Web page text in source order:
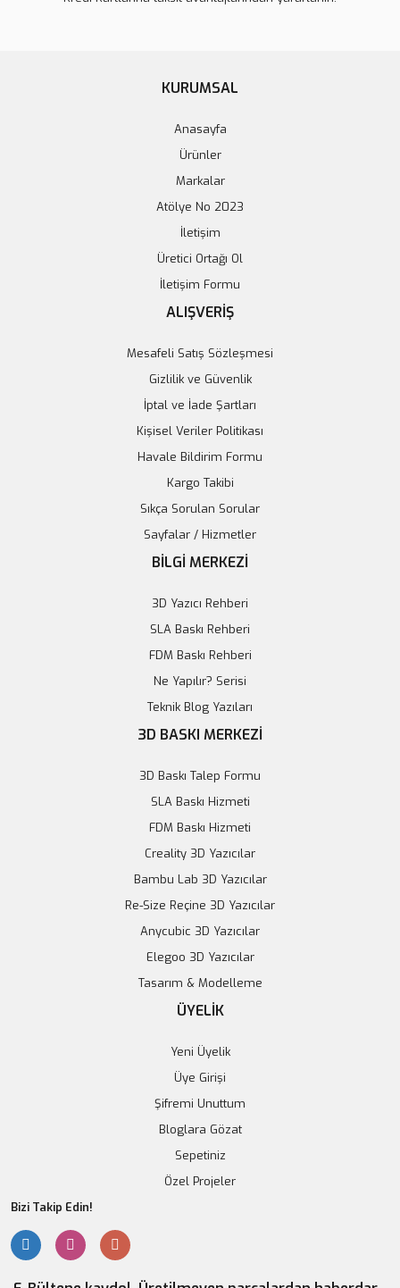
Sepete Ekle
145,57 TL
148,54 TL
KURUMSAL
Anasayfa
Ürünler
Markalar
Atölye No 2023
İletişim
Üretici Ortağı Ol
İletişim Formu
ALIŞVERİŞ
Mesafeli Satış Sözleşmesi
Gizlilik ve Güvenlik
İptal ve İade Şartları
Kişisel Veriler Politikası
Havale Bildirim Formu
Kargo Takibi
Sıkça Sorulan Sorular
Sayfalar / Hizmetler
BİLGİ MERKEZİ
3D Yazıcı Rehberi
SLA Baskı Rehberi
FDM Baskı Rehberi
Ne Yapılır? Serisi
Teknik Blog Yazıları
3D BASKI MERKEZİ
3D Baskı Talep Formu
SLA Baskı Hizmeti
FDM Baskı Hizmeti
Creality 3D Yazıcılar
Bambu Lab 3D Yazıcılar
Re-Size Reçine 3D Yazıcılar
Anycubic 3D Yazıcılar
Elegoo 3D Yazıcılar
Tasarım & Modelleme
ÜYELİK
Yeni Üyelik
Üye Girişi
Şifremi Unuttum
Bloglara Gözat
Sepetiniz
Özel Projeler
Bizi Takip Edin!